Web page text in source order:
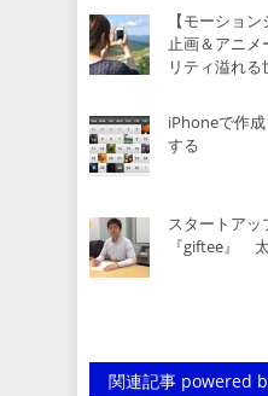
【モーショ
止画＆アニ
リティ溢れ
iPhoneで作
する
スタートア
『giftee』
関連記事 powered